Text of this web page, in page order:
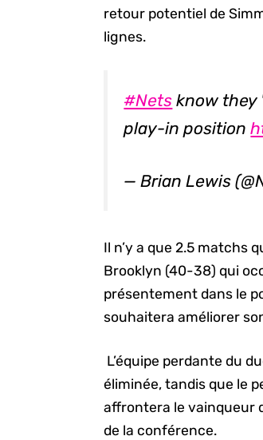
retour potentiel de
lignes.
#Nets know they
play-in position
— Brian Lewis
Il n’y a que 2.5 matchs
Brooklyn (40-38) qui
présentement dans le
souhaitera améliorer
L’équipe perdante du
éliminée, tandis que le
affrontera le vainqueur
de la conférence.